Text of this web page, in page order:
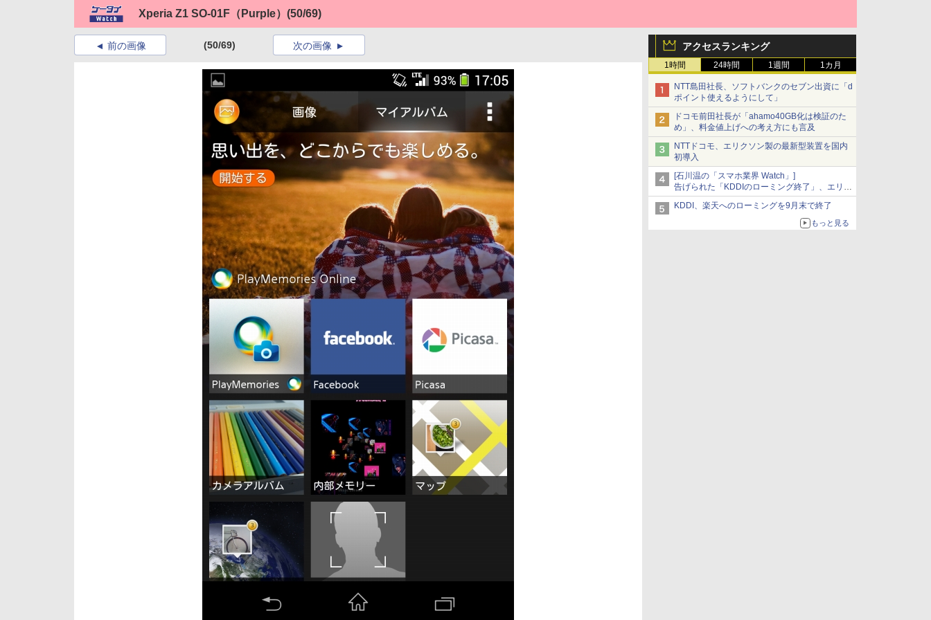
Xperia Z1 SO-01F（Purple） (50/69)
アクセスランキング
1時間 24時間 1週間 1カ月
NTT島田社長、ソフトバンクのセブン出資に「d
ポイント使えるようにして」
ドコモ前田社長が「ahamo40GB化は検証のた
め」、料金値上げへの考え方にも言及
NTTドコモ、エリクソン製の最新型装置を国内
初導入
[石川温の「スマホ業界 Watch」]
告げられた「KDDIのローミング終了」、エリア
マップの落とし穴と楽天モバイルの課題
KDDI、楽天へのローミングを9月末で終了
もっと見る
前の画像 (50/69) 次の画像